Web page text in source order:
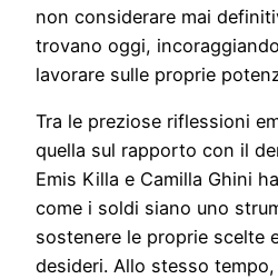
non considerare mai
trovano oggi,
lavorare sulle proprie
Tra le preziose riflessioni
quella sul rapporto con il
Emis Killa e Camilla Ghini
come i soldi siano uno
sostenere le proprie scelte
desideri. Allo stesso